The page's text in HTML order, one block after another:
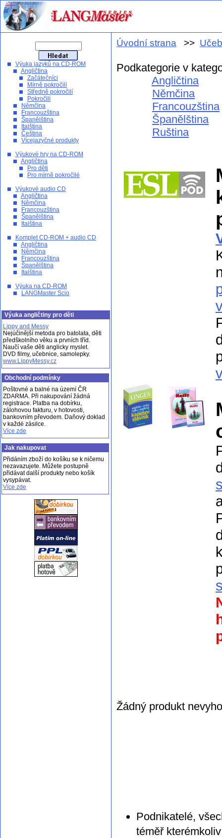
Výuka jazyků na CD-ROM
Angličtina
Začátečníci
Mírně pokročilí
Středně pokročilí
Pokročilí
Němčina
Francouzština
Španělština
Italština
Čeština
Vícejazyčné produkty
Výukové hry na CD-ROM
Angličtina
Pro děti
Pro mírně pokročilé
Výukové audio CD
Angličtina
Němčina
Francouzština
Španělština
Italština
Komplet CD-ROM + audio CD
Angličtina
Němčina
Francouzština
Španělština
Italština
Výuka na CD-ROM
LANGMaster Scio
Výuka angličtiny pro děti
Lippy and Messy
Nejúčinější metoda pro batolata, děti
předškolního věku a prvních tříd.
Naučí vaše děti anglicky myslet.
DVD filmy, učebnice, samolepky.
www.LippyMessy.cz
Obchodní podmínky
Poštovné a balné na území ČR
ZDARMA. Při nakupování žádná
registrace. Platba na dobírku,
zálohovou fakturu, v hotovosti,
bankovním převodem. Daňový doklad
v každé zásilce.
Více zde
Jak nakupovat
Přidáním zboží do košíku se k ničemu
nezavazujete. Můžete postupně
přidávat další produkty nebo košík
vysypávat.
Více zde
Úvodní strana >>
Podkategorie v
Angličtina
Němčina
Francouzština
Španělština
Ruština
Žádný produkt
Podnikatelé,
téměř